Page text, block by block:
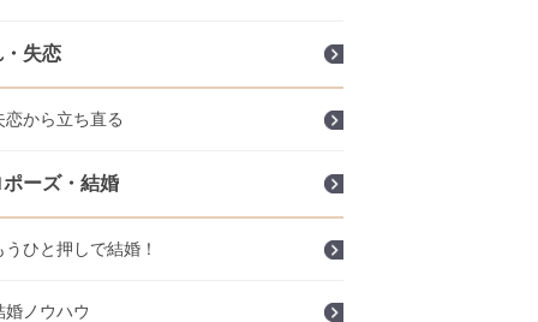
失恋
恋から立ち直る
ーズ・結婚
うひと押しで結婚！
婚ノウハウ